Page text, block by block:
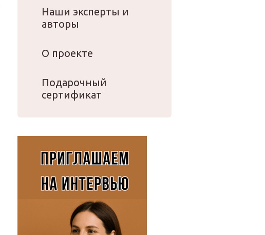
Наши эксперты и
авторы
О проекте
Подарочный
сертификат